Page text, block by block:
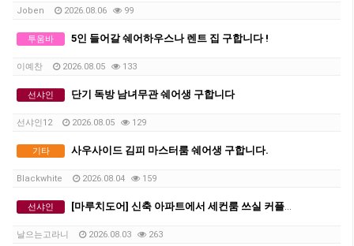
Joben 2026.08.06 99
투움바 5인 들어갈 쉐어하우스나 렌트 집 구합니다 !
이예찬 2026.08.05 133
선샤인 단기 독방 남녀무관 쉐어생 구합니다
선샤인12 2026.08.05 129
기타 사우사이드 김피 마스터룸 쉐어생 구합니다.
Blackwhite 2026.08.04 159
선샤인 [마루치도어] 신축 아파트에서 세컨룸 쓰실 커플 혹은 2인 쉐어 구합니다. 플라자 도보 5분거리.
날으는고라니 2026.08.03 263